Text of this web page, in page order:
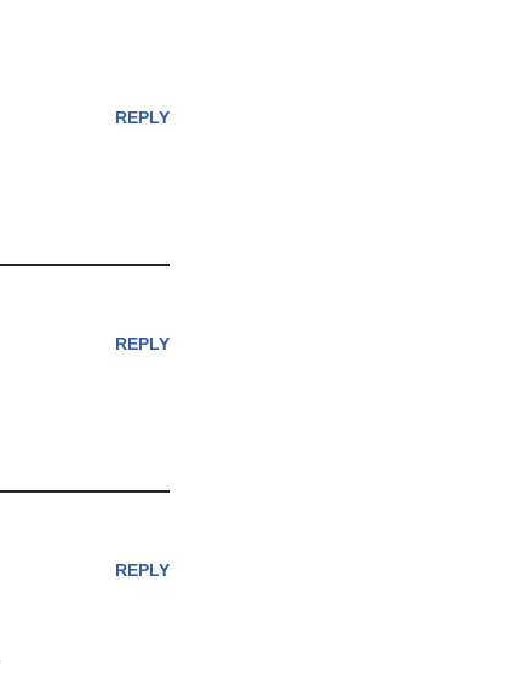
REPLY
REPLY
REPLY